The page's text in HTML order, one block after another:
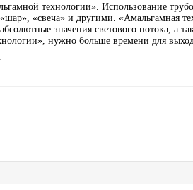
технологии». Использование
«свеча» и другими. «Амальгамная
значения светового потока, а
нужно больше времени для